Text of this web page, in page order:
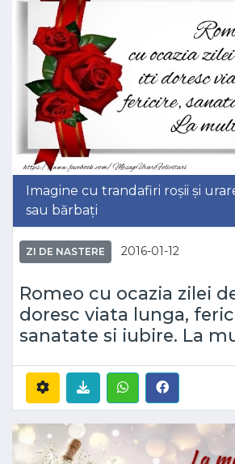
Imagine cu trandafiri roșii și
sau bărbați
ZI DE NASTERE 2016-01-12
Romeo cu ocazia zilei
doresc viata lunga,
sanatate si iubire. La